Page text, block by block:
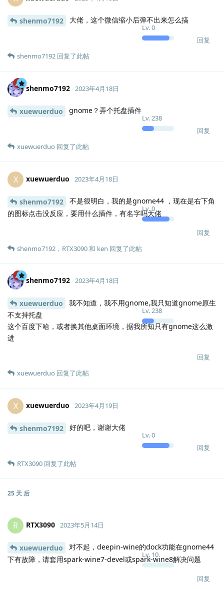
Lv.0
shenmo7192 大佬，这个微信缩小后弹不出来怎么搞
回复
shenmo7192 回复了此帖
shenmo7192
Lv.238
2023年4月18日
xuewuerduo gnome？弄个托盘插件
回复
xuewuerduo 回复了此帖
X xuewuerduo
Lv.0
2023年4月18日
shenmo7192
不是很明白，我的是gnome44 ，现在是右下角
的图标点击没反应，要用什么插件，有名字吗大佬
回复
shenmo7192 ， RTX3090和 ken 回复了此帖
shenmo7192
Lv. 238
2023年4月18日
xuewuerduo
我不知道，我不用gnome,我只知道gnome原生
不支持托盘
这个百度下哈，或者换其他桌面环境，据我所知只有gnome这么激
进
回复
xuewuerduo 回复了此帖
X xuewuerduo
Lv.0
2023年4月19日
shenmo7192 好的吧，谢谢大佬
回复
RTX3090 回复了此帖
25 天 后
R RTX3090
Lv. 10
2023年5月14日
xuewuerduo
对不起，deepin-wine的dock功能在gnome44
下有故障，请套用spark-wine7-devel或spark-wine8解决问题
回复